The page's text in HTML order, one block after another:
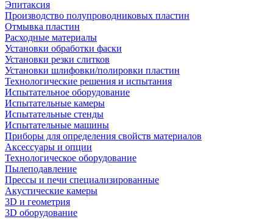
Эпитаксия
Производство полупроводниковых пластин
Отмывка пластин
Расходные материалы
Установки обработки фаски
Установки резки слитков
Установки шлифовки/полировки пластин
Технологические решения и испытания
Испытательное оборудование
Испытательные камеры
Испытательные стенды
Испытательные машины
Приборы для определения свойств материалов
Аксессуары и опции
Технологическое оборудование
Пылеподавление
Прессы и печи специализированные
Акустические камеры
3D и геометрия
3D оборудование